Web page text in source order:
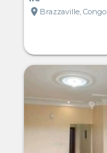
location_on Brazzaville, Congo